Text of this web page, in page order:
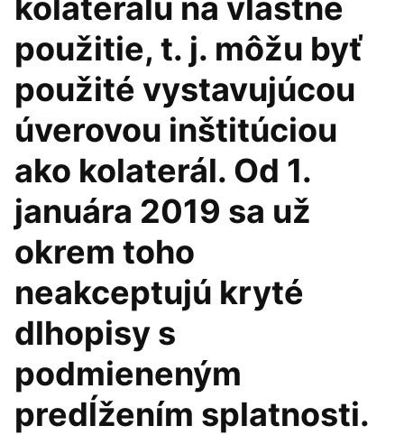
kolaterálu na vlastné
použitie, t. j. môžu byť
použité vystavujúcou
úverovou inštitúciou
ako kolaterál. Od 1.
januára 2019 sa už
okrem toho
neakceptujú kryté
dlhopisy s
podmieneným
predĺžením splatnosti.